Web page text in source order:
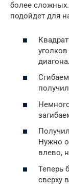
более
подойдет для
Нужно
влево,
Теперь
сверху